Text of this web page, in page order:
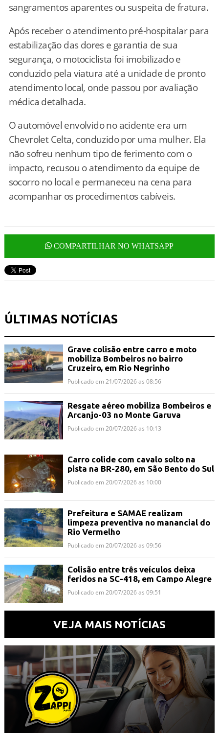
sangramentos aparentes ou suspeita de fratura.
Após receber o atendimento pré-hospitalar para
estabilização das dores e garantia de sua
segurança, o motociclista foi imobilizado e
conduzido pela viatura até a unidade de pronto
atendimento local, onde passou por avaliação
médica detalhada.
O automóvel envolvido no acidente era um
Chevrolet Celta, conduzido por uma mulher. Ela
não sofreu nenhum tipo de ferimento com o
impacto, recusou o atendimento da equipe de
socorro no local e permaneceu na cena para
acompanhar os procedimentos cabíveis.
COMPARTILHAR NO WHATSAPP
ÚLTIMAS NOTÍCIAS
Grave colisão entre carro e moto
mobiliza Bombeiros no bairro
Cruzeiro, em Rio Negrinho
Publicado em 21/07/2026 as 08:56
Resgate aéreo mobiliza Bombeiros e
Arcanjo-03 no Monte Garuva
Publicado em 20/07/2026 as 10:13
Carro colide com cavalo solto na
pista na BR-280, em São Bento do Sul
Publicado em 20/07/2026 as 10:00
Prefeitura e SAMAE realizam
limpeza preventiva no manancial do
Rio Vermelho
Publicado em 20/07/2026 as 09:56
Colisão entre três veículos deixa
feridos na SC-418, em Campo Alegre
Publicado em 20/07/2026 as 09:51
VEJA MAIS NOTÍCIAS